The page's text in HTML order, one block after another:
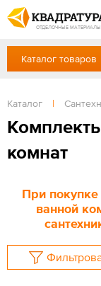
ОТДЕЛОЧНЫЕ МАТЕРИАЛЫ
Скидки
Акции
Готовые решения
Доставка и оплата
Отзывы
+7 (8652) 20-54-
Сб, Вс — выходной
ЗАКАЗАТЬ ЗВОНОК
Каталог товаров
Каталог |
комнат
При покупке
ванной